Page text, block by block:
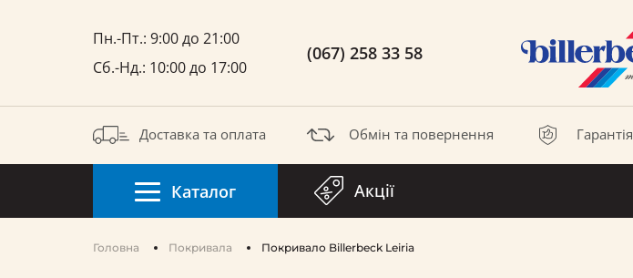
Пн.-Пт.: 9:00 до 21:00
Сб.-Нд.: 10:00 до 17:00
(067) 258 33 58
Доставка та оплата Обмін та повернення Гарантія
Каталог Акції
Головна Покривала Покривало Billerbeck Leiria